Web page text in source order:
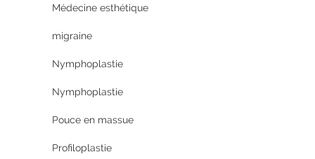
Médecine esthétique
migraine
Nymphoplastie
Nymphoplastie
Pouce en massue
Profiloplastie